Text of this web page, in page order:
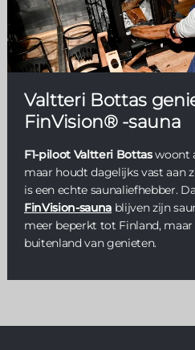
Valtteri Bottas
FinVision® -sauna
F1-piloot Valtteri Bottaswoont
maar houdt dagelijks vast aan
is een echte saunaliefhebber.
FinVision-sauna blijven zijn
meer beperkt tot Finland,
buitenland van genieten.